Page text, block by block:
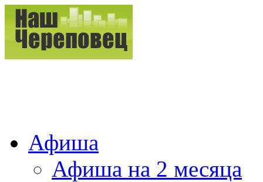
Афиша
Афиша на 2 месяца